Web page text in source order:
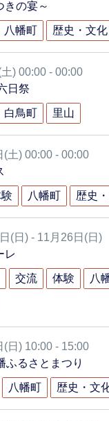
きの宴～
八幡町 歴史・文化
) 00:00 - 00:00
日祭
白鳥町 里山
土) 00:00 - 00:00
八幡町 歴史
(日) - 11月26日(日)
レ
交流 体験 八
日) 10:00 - 15:00
ふるさとまつり
八幡町 歴史・文